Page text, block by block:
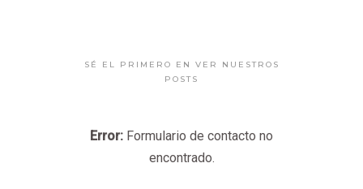
SÉ EL PRIMERO EN VER NUESTROS
POSTS
Error: Formulario de contacto no
encontrado.